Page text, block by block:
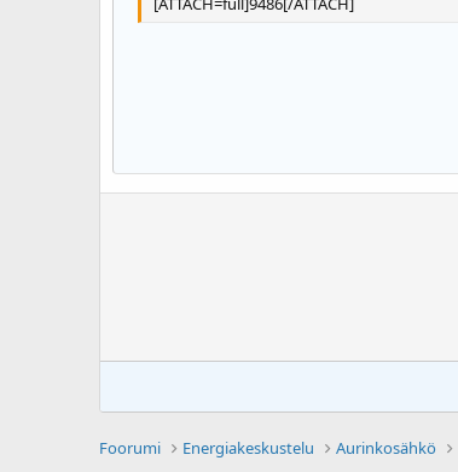
Georgia
Foorumi Energiakeskustelu Aurinkosähkö